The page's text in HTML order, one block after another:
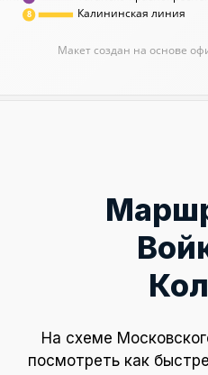
Калининская линия
Макет создан на основе
8
На схеме
посмотреть как